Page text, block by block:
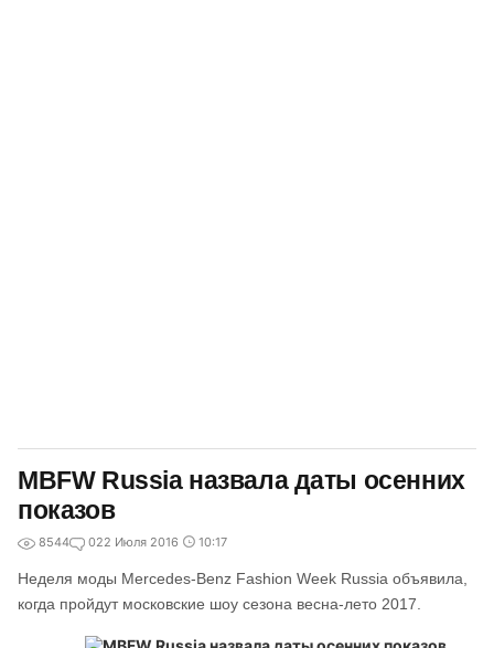
MBFW Russia назвала даты осенних
показов
8544 022 Июля 2016 10:17
Неделя моды Mercedes-Benz Fashion Week Russia объявила,
когда пройдут московские шоу сезона весна-лето 2017.